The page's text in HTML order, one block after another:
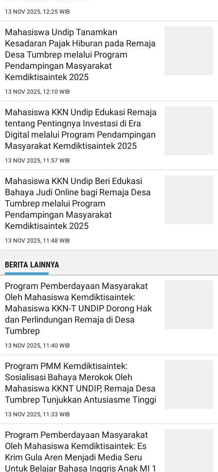
13 NOV 2025, 12:25 WIB
Mahasiswa Undip Tanamkan
Kesadaran Pajak Hiburan pada Remaja
Desa Tumbrep melalui Program
Pendampingan Masyarakat
Kemdiktisaintek 2025
13 NOV 2025, 12:10 WIB
Mahasiswa KKN Undip Edukasi Remaja
tentang Pentingnya Investasi di Era
Digital melalui Program Pendampingan
Masyarakat Kemdiktisaintek 2025
13 NOV 2025, 11:57 WIB
Mahasiswa KKN Undip Beri Edukasi
Bahaya Judi Online bagi Remaja Desa
Tumbrep melalui Program
Pendampingan Masyarakat
Kemdiktisaintek 2025
13 NOV 2025, 11:48 WIB
BERITA LAINNYA
Program Pemberdayaan Masyarakat
Oleh Mahasiswa Kemdiktisaintek:
Mahasiswa KKN-T UNDIP Dorong Hak
dan Perlindungan Remaja di Desa
Tumbrep
13 NOV 2025, 11:40 WIB
Program PMM Kemdiktisaintek:
Sosialisasi Bahaya Merokok Oleh
Mahasiswa KKNT UNDIP, Remaja Desa
Tumbrep Tunjukkan Antusiasme Tinggi
13 NOV 2025, 11:33 WIB
Program Pemberdayaan Masyarakat
Oleh Mahasiswa Kemdiktisaintek: Es
Krim Gula Aren Menjadi Media Seru
Untuk Belajar Bahasa Inggris Anak MI 1